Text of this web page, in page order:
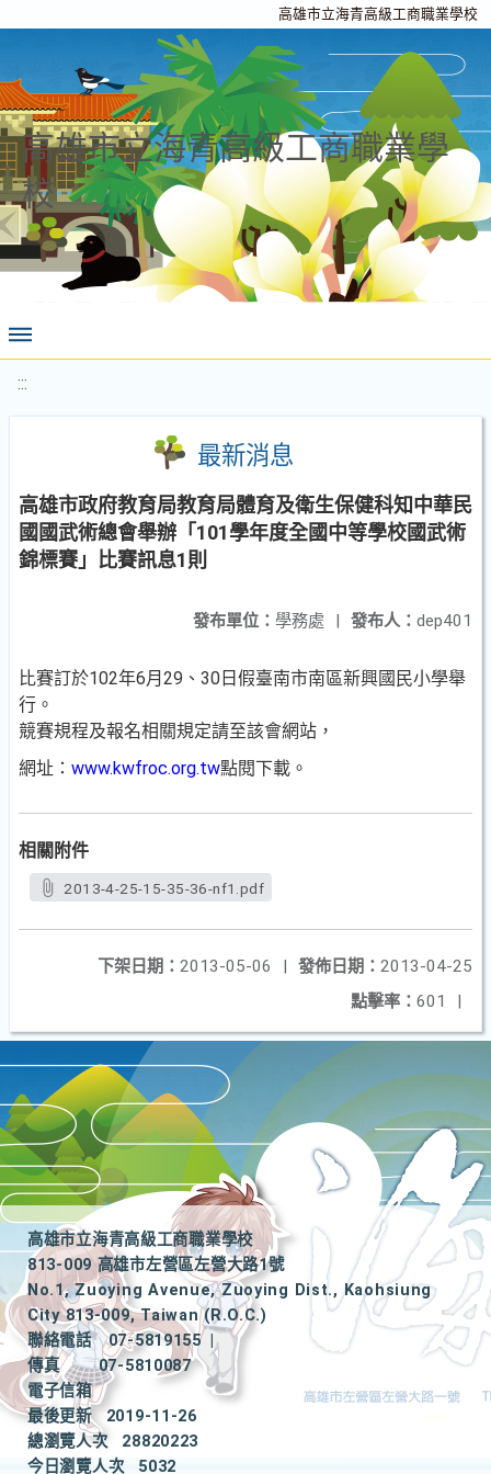
高雄市立海青高級工商職業學校
高雄市立海青高級工商職業學
校
:::
最新消息
高雄市政府教育局教育局體育及衛生保健科知中華民
國國武術總會舉辦「101學年度全國中等學校國武術
錦標賽」比賽訊息1則
發布人： dep401
發布單位： 學務處 |
比賽訂於102年6月29、30日假臺南市南區新興國民小學舉
行。
競賽規程及報名相關規定請至該會網站，
網址： www.kwfroc.org.tw點閱下載。
相關附件
2013-4-25-15-35-36-nf1.pdf
發佈日期： 2013-04-25
下架日期： 2013-05-06
|
點擊率： 601 |
高雄市立海青高級工商職業學校
813-009 高雄市左營區左營大路1號
No.1, Zuoying Avenue, Zuoying Dist., Kaohsiung
City 813-009, Taiwan (R.O.C.)
聯絡電話
07-5819155
|
傳真
07-5810087
電子信箱
最後更新
2019-11-26
總瀏覽人次
28820223
今日瀏覽人次
5032